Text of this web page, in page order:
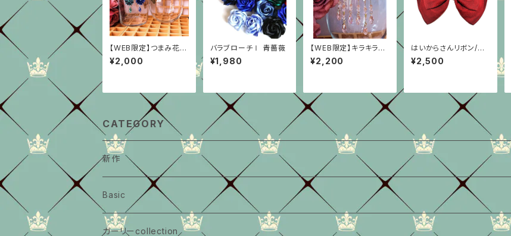
【WEB限定】つまみ花ピ
アスⅠ
¥2,000
バラブローチⅠ 青薔薇
¥1,980
【WEB限定】キラキラフ
ラワーピアス
¥2,200
はいからさんリボン/深
紅/ちりめん
¥2,500
CATEGORY
新作
Basic
大きいサイズ
ガーリーcollection